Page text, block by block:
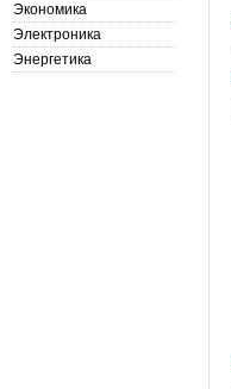
Экономика
Электроника
Энергетика